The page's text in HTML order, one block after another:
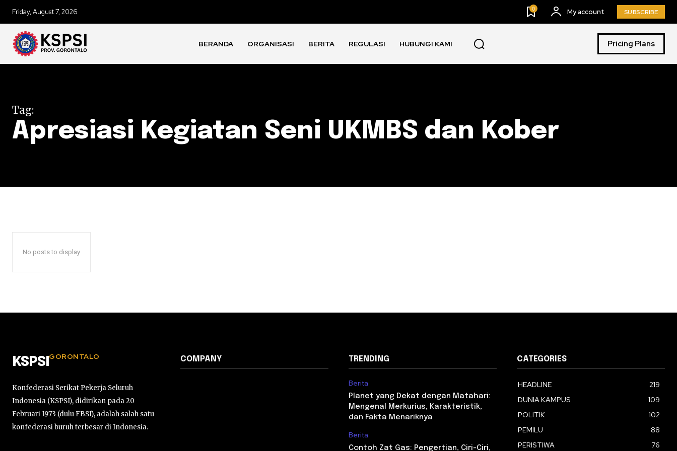
Friday, August 7, 2026 0 My account SUBSCRIBE
BERANDA ORGANISASI BERITA REGULASI HUBUNGI KAMI Pricing Plans
Tag:
Apresiasi Kegiatan Seni UKMBS dan Kober
No posts to display
KSPSI GORONTALO
Konfederasi Serikat Pekerja Seluruh
Indonesia (KSPSI), didirikan pada 20
Februari 1973 (dulu FBSI), adalah salah satu
konfederasi buruh terbesar di Indonesia.
COMPANY TRENDING
Berita
Planet yang Dekat dengan Matahari:
Mengenal Merkurius, Karakteristik,
dan Fakta Menariknya
Berita
Contoh Zat Gas: Pengertian, Ciri-Ciri,
CATEGORIES
HEADLINE
219
DUNIA KAMPUS
109
POLITIK
102
PEMILU
88
PERISTIWA
76